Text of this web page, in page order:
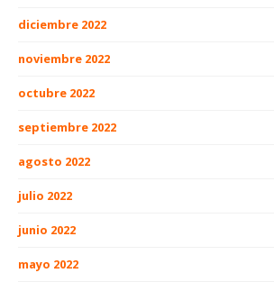
diciembre 2022
noviembre 2022
octubre 2022
septiembre 2022
agosto 2022
julio 2022
junio 2022
mayo 2022